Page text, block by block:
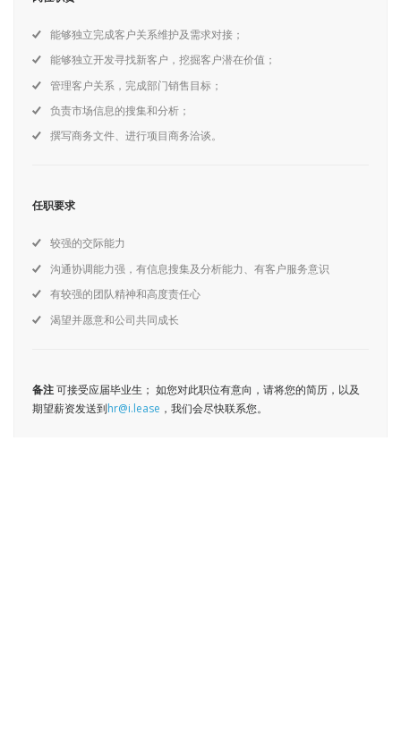
能够独立完成客户关系维护及需求对接；
能够独立开发寻找新客户，挖掘客户潜在价值；
管理客户关系，完成部门销售目标；
负责市场信息的搜集和分析；
撰写商务文件、进行项目商务洽谈。
任职要求
较强的交际能力
沟通协调能力强，有信息搜集及分析能力、有客户服务意识
有较强的团队精神和高度责任心
渴望并愿意和公司共同成长
备注可接受应届毕业生； 如您对此职位有意向，请将您的简历，以及
期望薪资发送到hr@i.lease ，我们会尽快联系您。